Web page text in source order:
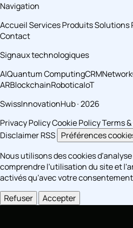
Navigation
AccueilServicesProduitsSolutions
Contact
Signaux technologiques
AIQuantum ComputingCRMNetwork
ARBlockchainRoboticaIoT
SwissInnovationHub · 2026
Privacy PolicyCookie PolicyTerms
DisclaimerRSS Préférences
Nous utilisons des cookies
comprendre l'utilisation du site et
activés qu'avec votre
Refuser
Accepter